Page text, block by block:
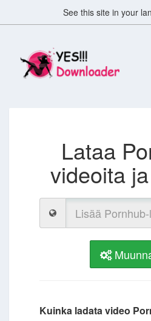
See this site in your
Lataa
videoita
Kuinka ladata video